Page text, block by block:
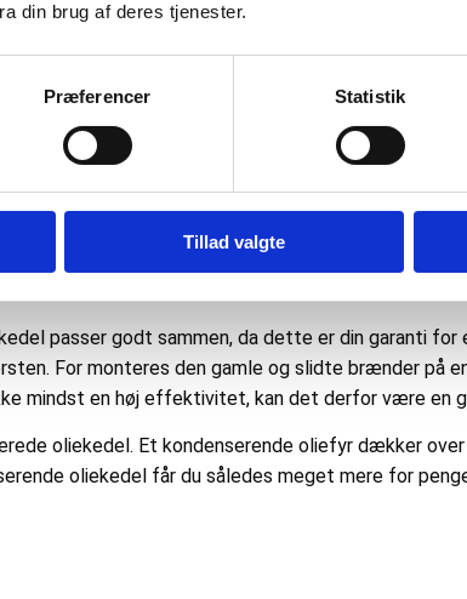
din brug af deres tjenester.
Præferencer Statistik
Tillad valgte
unødige afbrydelser. En veldrevet oliebrænder
kan du med fordel få lavet en individuel
og levetiden på dit anlæg.
oliefyr
at det ikke er i stand til at udnytte al den energi,
være en rigtig god ide at anskaffe sig et nyt
passer godt sammen, da dette er din garanti
For monteres den gamle og slidte brænder på
mindst en høj effektivitet, kan det derfor være en
oliekedel. Et kondenserende oliefyr dækker
oliekedel får du således meget mere for